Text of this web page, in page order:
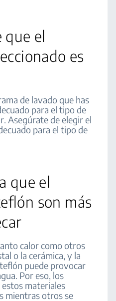
que el
es
de lavado que has
para el tipo de
Asegúrate de elegir el
para el tipo de
que el
son más
calor como otros
o la cerámica, y la
puede provocar
Por eso, los
materiales
mientras otros se